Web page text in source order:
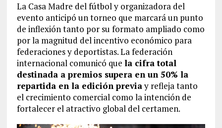
La Casa Madre del fútbol y organizadora del
evento anticipó un torneo que marcará un punto
de inflexión tanto por su formato ampliado como
por la magnitud del incentivo económico para
federaciones y deportistas. La federación
internacional comunicó que la cifra total
destinada a premios supera en un 50% la
repartida en la edición previay refleja tanto
el crecimiento comercial como la intención de
fortalecer el atractivo global del certamen.